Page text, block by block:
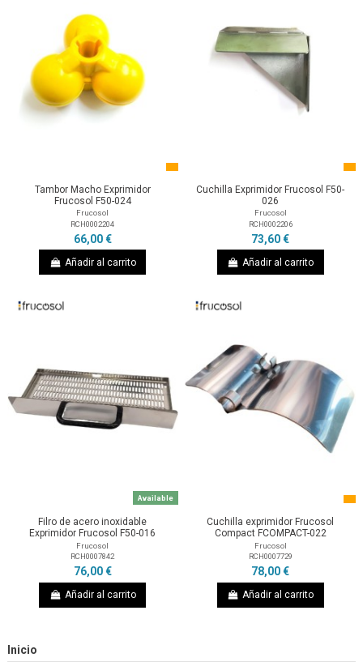
Tambor Macho Exprimidor
Frucosol F50-024
Frucosol
RCH0002204
66,00 €
Añadir al carrito
Cuchilla Exprimidor Frucosol F50-
026
Frucosol
RCH0002206
73,60 €
Añadir al carrito
Available
Filro de acero inoxidable
Exprimidor Frucosol F50-016
Frucosol
RCH0007842
76,00 €
Añadir al carrito
Cuchilla exprimidor Frucosol
Compact FCOMPACT-022
Frucosol
RCH0007729
78,00 €
Añadir al carrito
Inicio